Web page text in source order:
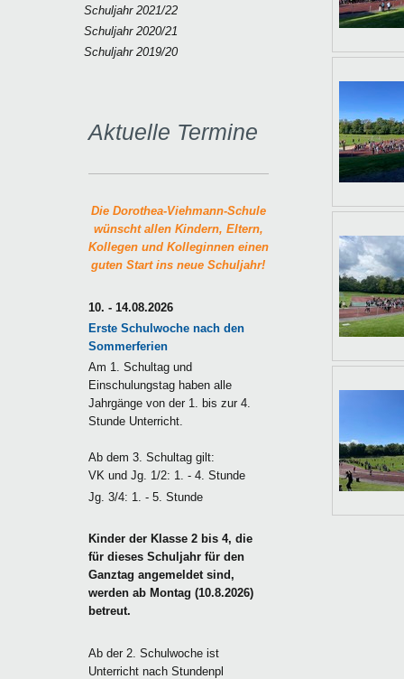
Schuljahr 2021/22
Schuljahr 2020/21
Schuljahr 2019/20
Aktuelle Termine
Die Dorothea-Viehmann-Schule
wünscht allen Kindern, Eltern,
Kollegen und Kolleginnen einen
guten Start ins neue Schuljahr!
10. - 14.08.2026
Erste Schulwoche nach den
Sommerferien
Am 1. Schultag und
Einschulungstag haben alle
Jahrgänge von der 1. bis zur 4.
Stunde Unterricht.
Ab dem 3. Schultag gilt:
VK und Jg. 1/2: 1. - 4. Stunde
Jg. 3/4: 1. - 5. Stunde
Kinder der Klasse 2 bis 4, die
für dieses Schuljahr für den
Ganztag angemeldet sind,
werden ab Montag (10.8.2026)
betreut.
Ab der 2. Schulwoche ist
Unterricht nach Stundenpl